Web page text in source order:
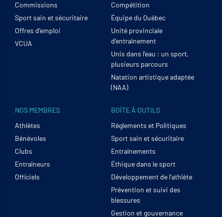
Commissions
Sport sain et sécuritaire
Offres d’emploi
VCUA
Compétition
Équipe du Québec
Unité provinciale
d’entraînement
Unis dans l’eau : un sport,
plusieurs parcours
Natation artistique adaptée
(NAA)
NOS MEMBRES
Athlètes
Bénévoles
Clubs
Entraîneurs
Officiels
BOÎTE À OUTILS
Règlements et Politiques
Sport sain et sécuritaire
Entraînements
Éthique dans le sport
Développement de l’athlète
Prévention et suivi des
blessures
Gestion et gouvernance